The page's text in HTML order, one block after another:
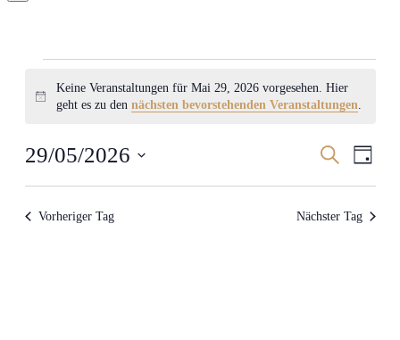
für
Mai
29,
2026
Hinweis
Keine Veranstaltungen für Mai 29, 2026 vorgesehen. Hier
geht es zu den nächsten bevorstehenden Veranstaltungen.
SucheTag
29/05/2026
Vorheriger Tag Nächster Tag